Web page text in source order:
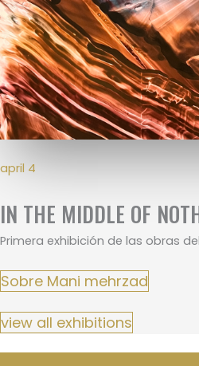
april 4
IN THE MIDDLE OF
Primera exhibición de las obras
Sobre Mani mehrzad
view all exhibitions